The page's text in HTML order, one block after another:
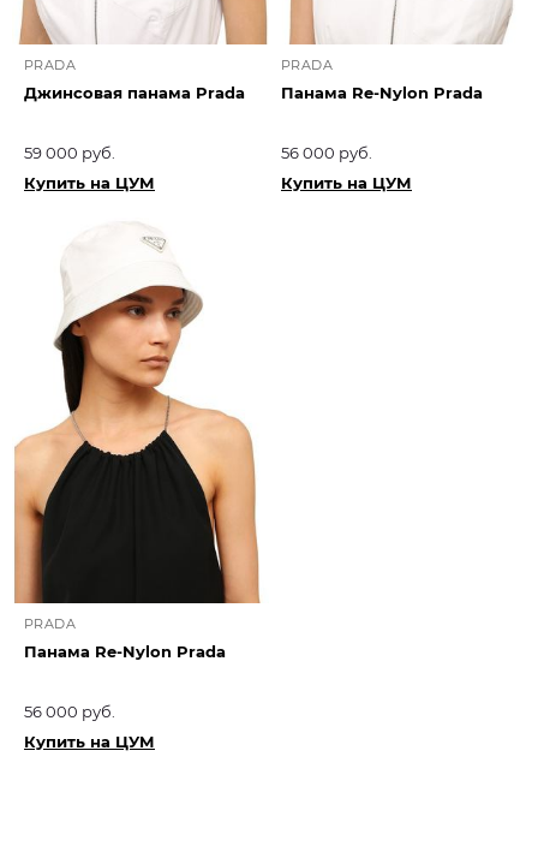
PRADA
Джинсовая панама Prada
59 000 руб.
Купить на ЦУМ
PRADA
Панама Re-Nylon Prada
56 000 руб.
Купить на ЦУМ
PRADA
Панама Re-Nylon Prada
56 000 руб.
Купить на ЦУМ